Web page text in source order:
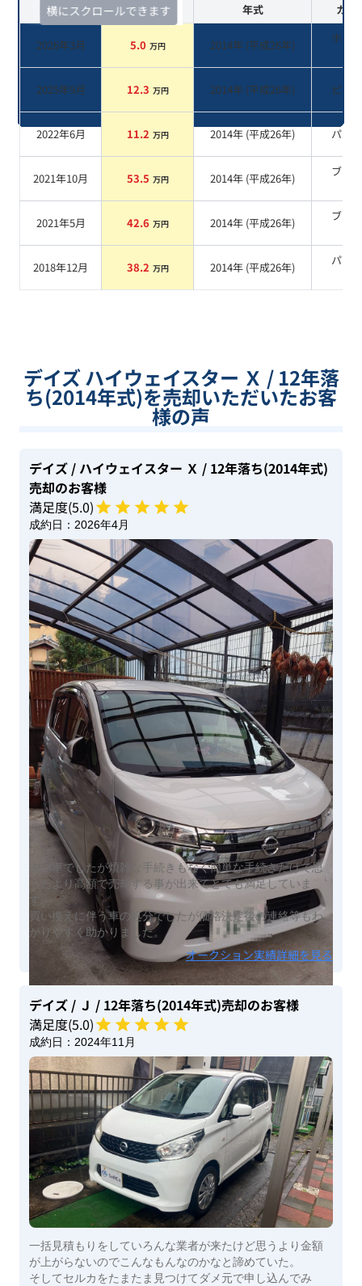
横にスクロールできます
査定時期 セルカ実績 年式 カラ
2026年3月 5.0 万円 2014年 (平成26年)
ホワ
2025年9月 12.3 万円 2014年 (平成26年) ピンク
2022年6月 11.2 万円 2014年 (平成26年) パール
2021年10月 53.5 万円 2014年 (平成26年)
ブラ
2021年5月 42.6 万円 2014年 (平成26年)
ブラ
2018年12月 38.2 万円 2014年 (平成26年)
パー
デイズ ハイウェイスター Ｘ / 12年落
ち(2014年式)を売却いただいたお客
様の声
デイズ / ハイウェイスター Ｘ / 12年落ち(2014年式)
売却のお客様
満足度(5.0)
成約日： 2026年4月
古い車でしたが煩雑な手続きもなく簡単な手続きだけで思
ったより高額で売却する事が出来てとても満足していま
す。
買い換えに伴う車の処分でしたが価格決定後の連絡等もわ
かりやすく助かりました。
オークション実績詳細を見る
デイズ / Ｊ / 12年落ち(2014年式)売却のお客様
満足度(5.0)
成約日： 2024年11月
一括見積もりをしていろんな業者が来たけど思うより金額
が上がらないのでこんなもんなのかなと諦めていた。
そしてセルカをたまたま見つけてダメ元で申し込んでみ